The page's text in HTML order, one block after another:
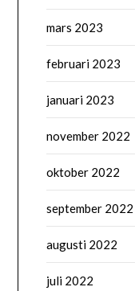
mars 2023
februari 2023
januari 2023
november 2022
oktober 2022
september 2022
augusti 2022
juli 2022